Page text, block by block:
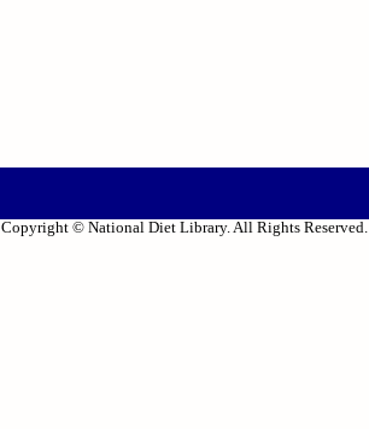
Copyright © National Diet Library. All Rights Reserved.